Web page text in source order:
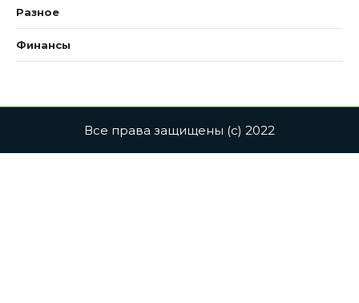
Разное
Финансы
Все права защищены (с) 2022